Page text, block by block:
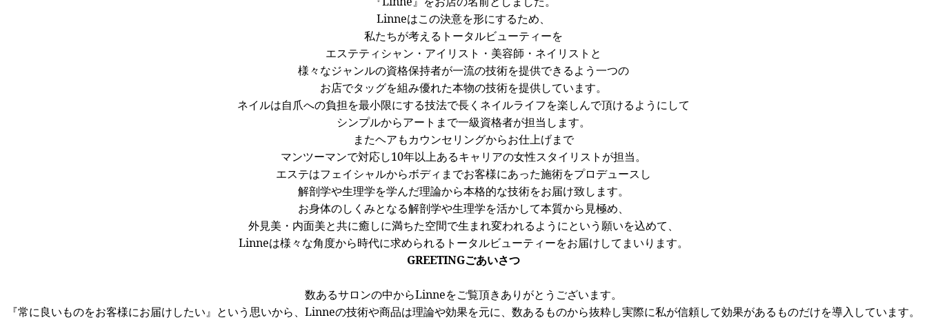
Linneはこの決意を形にするため、
私たちが考えるトータルビューティーを
エステティシャン・アイリスト・美容師・ネイリストと
様々なジャンルの資格保持者が一流の技術を提供できるよう一つの
お店でタッグを組み優れた本物の技術を提供しています。
ネイルは自爪への負担を最小限にする技法で長くネイルライフを楽しんで頂けるようにして
シンプルからアートまで一級資格者が担当します。
またヘアもカウンセリングからお仕上げまで
マンツーマンで対応し10年以上あるキャリアの女性スタイリストが担当。
エステはフェイシャルからボディまでお客様にあった施術をプロデュースし
解剖学や生理学を学んだ理論から本格的な技術をお届け致します。
お身体のしくみとなる解剖学や生理学を活かして本質から見極め、
外見美・内面美と共に癒しに満ちた空間で生まれ変われるようにという願いを込めて、
Linneは様々な角度から時代に求められるトータルビューティーをお届けしてまいります。
GREETINGごあいさつ
数あるサロンの中からLinneをご覧頂きありがとうございます。
『常に良いものをお客様にお届けしたい』という思いから、Linneの技術や商品は理論や効果を元に、数あるものから抜粋し実際に私が信頼して効果があるものだけを導入しています。